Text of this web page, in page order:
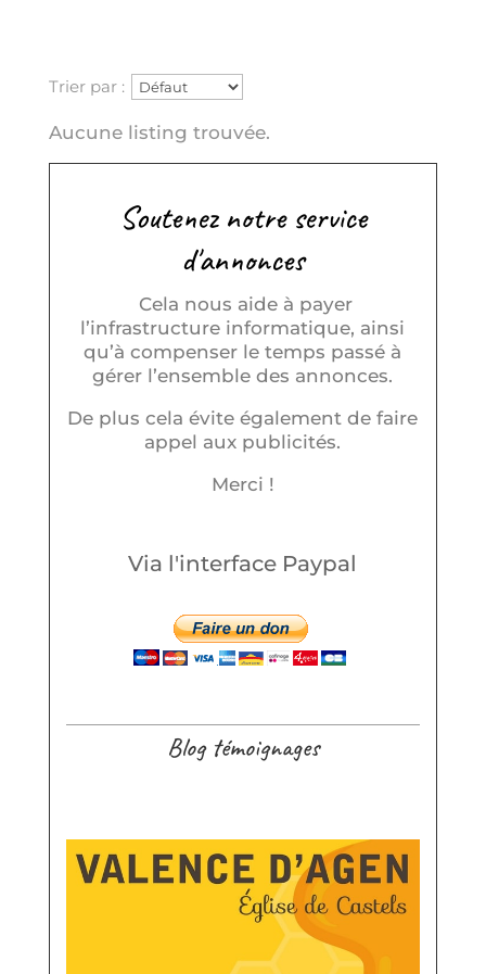
Trier par :
Aucune listing trouvée.
Soutenez notre service
d'annonces
Cela nous aide à payer
l’infrastructure informatique, ainsi
qu’à compenser le temps passé à
gérer l’ensemble des annonces.
De plus cela évite également de faire
appel aux publicités.
Merci !
Via l'interface Paypal
Blog témoignages